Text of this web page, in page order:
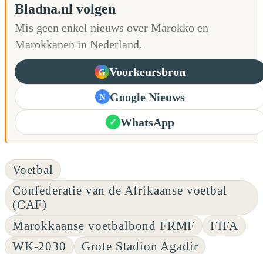
Bladna.nl volgen
Mis geen enkel nieuws over Marokko en
Marokkanen in Nederland.
G Voorkeursbron
N Google Nieuws
✓ WhatsApp
Voetbal
Confederatie van de Afrikaanse voetbal
(CAF)
Marokkaanse voetbalbond FRMF
FIFA
WK-2030
Grote Stadion Agadir